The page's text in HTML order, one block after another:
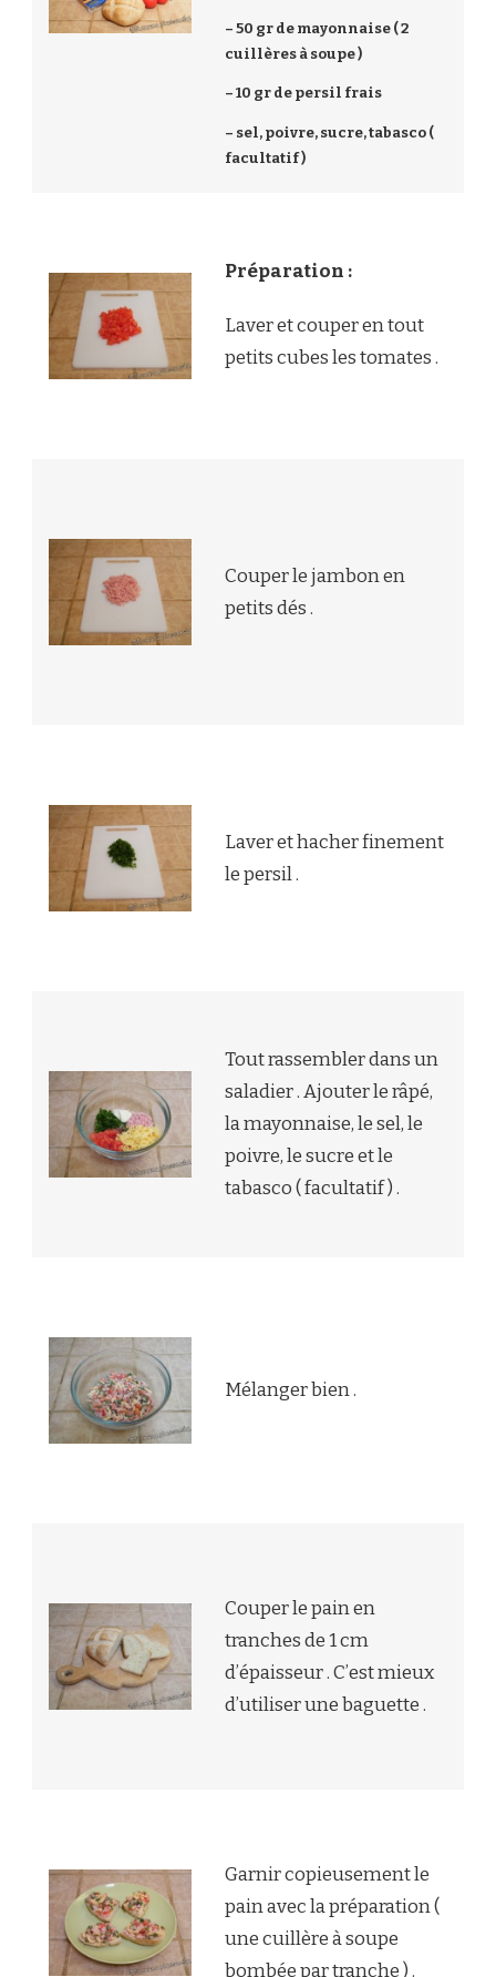
– 50 gr de mayonnaise ( 2
cuillères à soupe )
– 10 gr de persil frais
– sel, poivre, sucre, tabasco (
facultatif )
Préparation :
Laver et couper en tout
petits cubes les tomates .
Couper le jambon en
petits dés .
Laver et hacher finement
le persil .
Tout rassembler dans un
saladier . Ajouter le râpé,
la mayonnaise, le sel, le
poivre, le sucre et le
tabasco ( facultatif ) .
Mélanger bien .
Couper le pain en
tranches de 1 cm
d’épaisseur . C’est mieux
d’utiliser une baguette .
Garnir copieusement le
pain avec la préparation (
une cuillère à soupe
bombée par tranche ) .